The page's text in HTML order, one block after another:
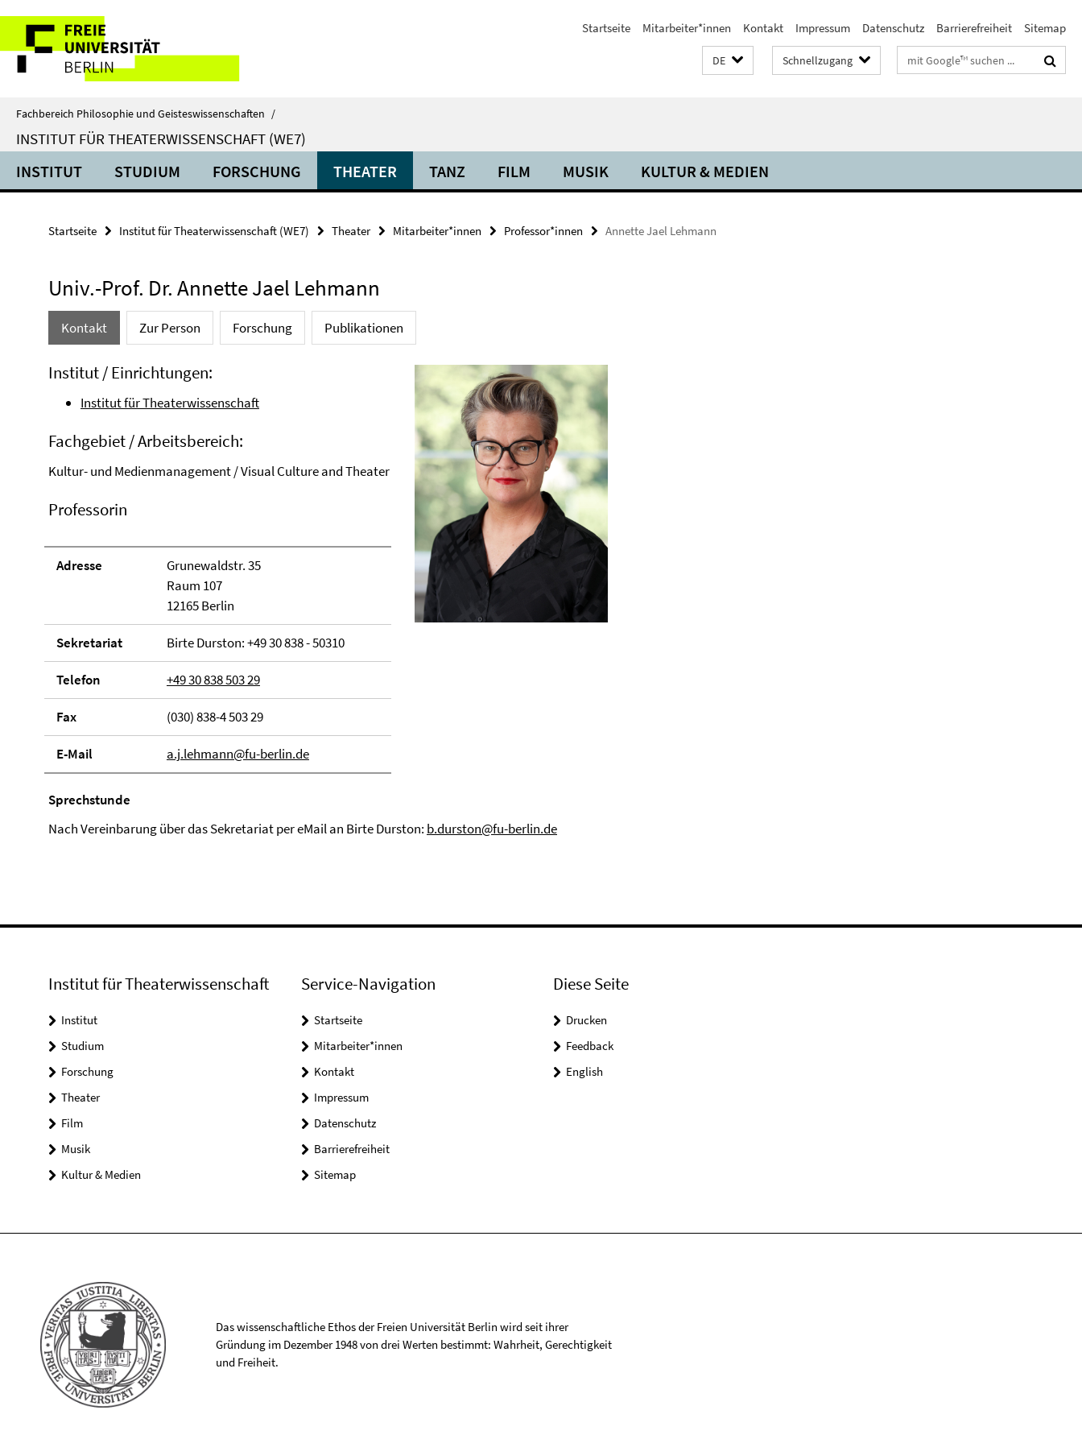
direkt
zu
Inhalt
Service-
Navigation
Startseite Mitarbeiter*innen Kontakt Impressum Datenschutz Barrierefreiheit Sitemap
DE Schnellzugang Suchbegriffe
Fachbereich Philosophie und Geisteswissenschaften /
INSTITUT FÜR THEATERWISSENSCHAFT (WE7)
INSTITUT STUDIUM FORSCHUNG THEATER TANZ FILM MUSIK KULTUR & MEDIEN
Startseite Institut für Theaterwissenschaft (WE7) Theater Mitarbeiter*innen Professor*innen Annette Jael Lehmann
Univ.-Prof. Dr. Annette Jael Lehmann
Kontakt Zur Person Forschung Publikationen
Institut / Einrichtungen:
Institut für Theaterwissenschaft
Fachgebiet / Arbeitsbereich:
Kultur- und Medienmanagement / Visual Culture and Theater
Professorin
Adresse
Grunewaldstr. 35
Raum 107
12165 Berlin
Sekretariat Birte Durston: +49 30 838 - 50310
Telefon +49 30 838 503 29
Fax (030) 838-4 503 29
E-Mail a.j.lehmann@fu-berlin.de
Sprechstunde
Nach Vereinbarung über das Sekretariat per eMail an Birte Durston: b.durston@fu-berlin.de
Institut für Theaterwissenschaft
Institut
Studium
Forschung
Theater
Film
Musik
Kultur & Medien
Service-Navigation
Startseite
Mitarbeiter*innen
Kontakt
Impressum
Datenschutz
Barrierefreiheit
Sitemap
Diese Seite
Drucken
Feedback
English
Das wissenschaftliche Ethos der Freien Universität Berlin wird seit ihrer
Gründung im Dezember 1948 von drei Werten bestimmt: Wahrheit, Gerechtigkeit
und Freiheit.